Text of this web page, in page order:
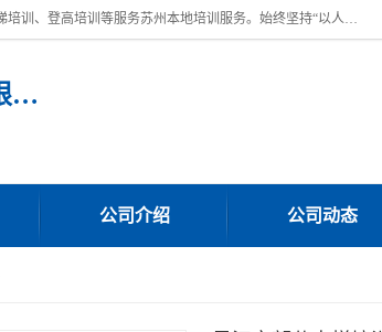
苏州宏远特种作业人员培训，提供：叉车培训、电焊工培训、电工培训、起重机培训、电梯培训、登高培训等服务苏州本地培训服务。始终坚持“以人为本，质量立校”的办学思想，以培养社会应用型人才为己任，明码收费，诚实守信，中途不收任何费用。随到随学，学会为止，一期未学会者免费再学，直到学会为止。
宏远特种作业人员培训（苏州）有限公司
公司介绍 公司动态